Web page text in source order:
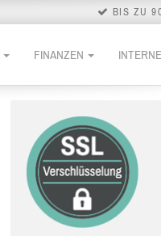
BIS ZU
FINANZEN